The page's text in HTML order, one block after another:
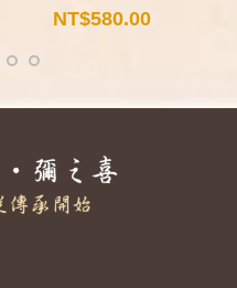
NT$580.00